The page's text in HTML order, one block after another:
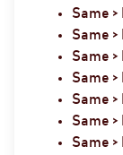
Same
Same
Same
Same >
Same >
Same >
Same >